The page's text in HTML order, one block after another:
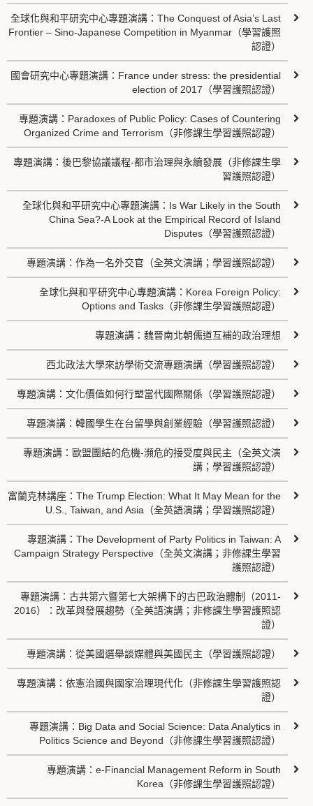
全球化與和平研究中心專題演講：The Conquest of Asia’s Last
Frontier – Sino-Japanese Competition in Myanmar（學習護照
認證）
國會研究中心專題演講：France under stress: the presidential
election of 2017（學習護照認證）
專題演講：Paradoxes of Public Policy: Cases of Countering
Organized Crime and Terrorism（非修課生學習護照認證）
專題演講：後巴黎協議議程-都市治理與永續發展（非修課生學
習護照認證）
全球化與和平研究中心專題演講：Is War Likely in the South
China Sea?-A Look at the Empirical Record of Island
Disputes（學習護照認證）
專題演講：作為一名外交官（全英文演講；學習護照認證）
全球化與和平研究中心專題演講：Korea Foreign Policy:
Options and Tasks（非修課生學習護照認證）
專題演講：魏晉南北朝儒道互補的政治理想
西北政法大學來訪學術交流專題演講（學習護照認證）
專題演講：文化價值如何行塑當代國際關係（學習護照認證）
專題演講：韓國學生在台留學與創業經驗（學習護照認證）
專題演講：歐盟團結的危機-瀕危的接受度與民主（全英文演
講；學習護照認證）
富蘭克林講座：The Trump Election: What It May Mean for the
U.S., Taiwan, and Asia（全英語演講；學習護照認證）
專題演講：The Development of Party Politics in Taiwan: A
Campaign Strategy Perspective（全英文演講；非修課生學習
護照認證）
專題演講：古共第六暨第七大架構下的古巴政治體制（2011-
2016）：改革與發展趨勢（全英語演講；非修課生學習護照認
證）
專題演講：從美國選舉談媒體與美國民主（學習護照認證）
專題演講：依憲治國與國家治理現代化（非修課生學習護照認
證）
專題演講：Big Data and Social Science: Data Analytics in
Politics Science and Beyond（非修課生學習護照認證）
專題演講：e-Financial Management Reform in South
Korea（非修課生學習護照認證）